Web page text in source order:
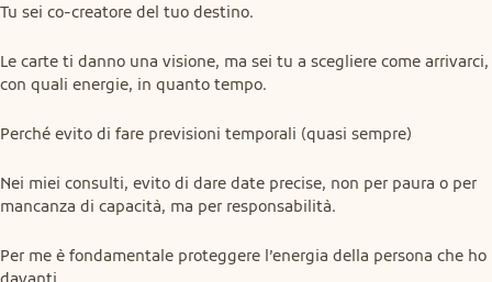
Tu sei co-creatore del tuo destino.
Le carte ti danno una visione, ma sei tu a scegliere come arrivarci,
con quali energie, in quanto tempo.
Perché evito di fare previsioni temporali (quasi sempre)
Nei miei consulti, evito di dare date precise, non per paura o per
mancanza di capacità, ma per responsabilità.
Per me è fondamentale proteggere l’energia della persona che ho